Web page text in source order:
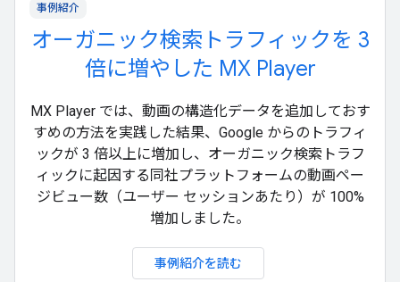
事例紹介
オーガニック検索トラフィックを 3
倍に増やした MX Player
MX Player では、動画の構造化データを追加しておす
すめの方法を実践した結果、Google からのトラフィ
ックが 3 倍以上に増加し、オーガニック検索トラフ
ィックに起因する同社プラットフォームの動画ペー
ジビュー数（ユーザー セッションあたり）が 100%
増加しました。
事例紹介を読む